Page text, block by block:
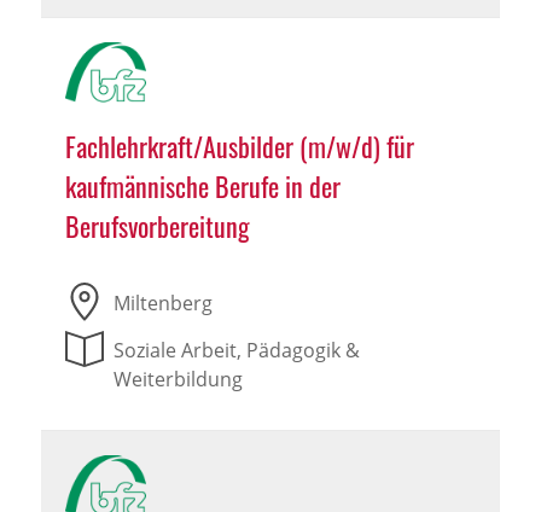
Fachlehrkraft/Ausbilder (m/w/d) für
kaufmännische Berufe in der
Berufsvorbereitung
Miltenberg
Soziale Arbeit, Pädagogik &
Weiterbildung